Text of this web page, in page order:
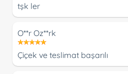
tşk ler
O**r Oz**rk
Çiçek ve teslimat başarılı